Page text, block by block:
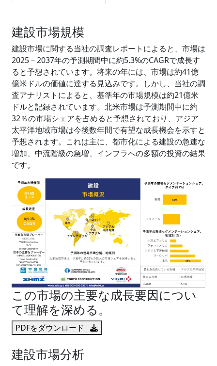
建設市場規模
建設市場に関する当社の調査レポートによると、市場は
2025－2037年の予測期間中に約5.3%のCAGRで成長す
ると予想されています。将来の年には、市場は約41億
億米ドルの価値に達する見込みです。しかし、当社の調
査アナリストによると、基準年の市場規模は約21億米
ドルと記録されています。北米市場は予測期間中に約
32％の市場シェアを占めると予想されており、アジア
太平洋地域市場は今後数年間で有望な成長機会を示すと
予想されます。これは主に、都市化による建設の急速な
増加、中流階級の急増、インフラへの多額の投資の結果
です。
この市場の主要な成長要因につい
て理解を深める。
PDFをダウンロード
建設市場分析